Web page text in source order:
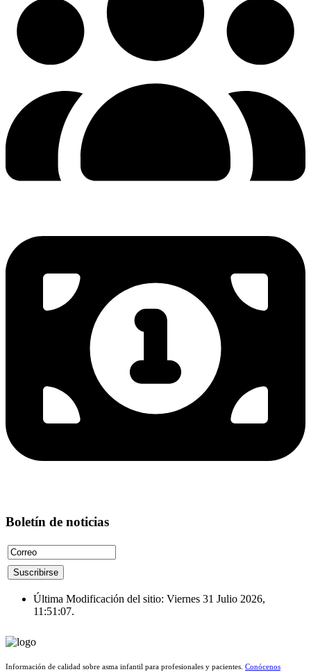
Boletín de noticias
Última Modificación del sitio: Viernes 31 Julio 2026,
11:51:07.
Información de calidad sobre asma infantil para profesionales y pacientes. Conócenos